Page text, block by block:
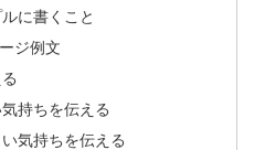
に書くこと
ジ例文
持ちを伝える
気持ちを伝える